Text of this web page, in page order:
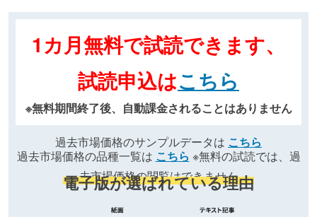
1カ月無料で試読できます、
試読申込はこちら
※無料期間終了後、自動課金されることはありません
過去市場価格のサンプルデータは こちら
過去市場価格の品種一覧は こちら ※無料の試読では、過
去市場価格の閲覧はできません
電子版が選ばれている理由